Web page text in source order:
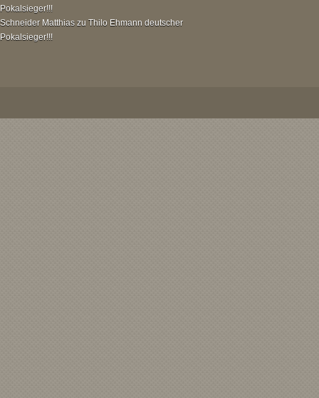
Pokalsieger!!!
Schneider Matthias zu Thilo Ehmann deutscher
Pokalsieger!!!